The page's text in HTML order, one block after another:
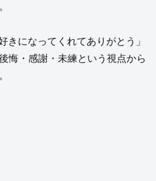
きになってくれてありがとう」
悔・感謝・未練という視点から